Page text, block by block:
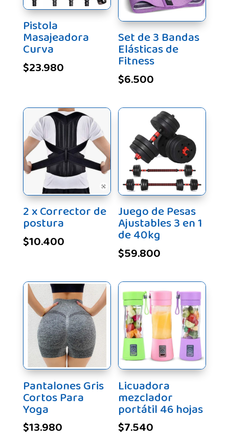
Pistola
Masajeadora
Curva
$23.980
Set de 3 Bandas
Elásticas de
Fitness
$6.500
2 x Corrector de
postura
$10.400
Juego de Pesas
Ajustables 3 en 1
de 40kg
$59.800
Pantalones Gris
Cortos Para
Yoga
$13.980
Licuadora
mezclador
portátil 46 hojas
$7.540